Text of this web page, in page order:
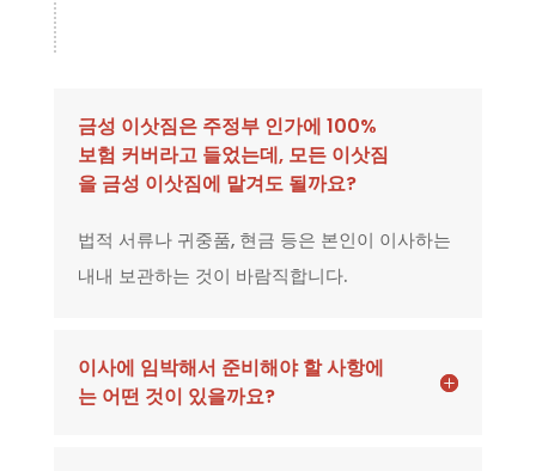
금성 이삿짐은 주정부 인가에 100%
보험 커버라고 들었는데, 모든 이삿짐
을 금성 이삿짐에 맡겨도 될까요?
법적 서류나 귀중품, 현금 등은 본인이 이사하는
내내 보관하는 것이 바람직합니다.
이사에 임박해서 준비해야 할 사항에
는 어떤 것이 있을까요?